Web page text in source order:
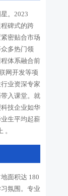
。2023
碑式的跨
密贴合市场
多热门领
体系融合前
网开发等项
业资深专家
入课堂。就
技企业如华
生平均起薪
。
面积达 180
氛围。专业